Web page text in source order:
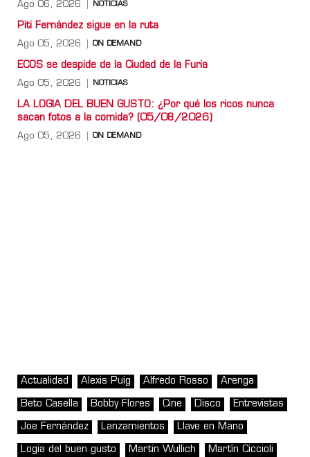
Ago 06, 2026 NOTICIAS
Piti Fernández sigue en la ruta
Ago 05, 2026 ON DEMAND
ECOS se despide de la Ciudad de la Furia
Ago 05, 2026 NOTICIAS
LA LOGIA DEL BUEN GUSTO: ¿Por qué los ricos nunca
sacan fotos a la comida? (05/08/2026)
Ago 05, 2026 ON DEMAND
Actualidad Alexis Puig Alfredo Rosso Arenga
Beto Casella Bobby Flores Cine Disco Entrevistas
Joe Fernández Lanzamientos Llave en Mano
Logia del buen gusto Martin Wullich Martín Ciccioli